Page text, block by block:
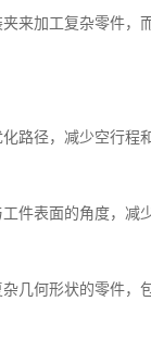
来加工复杂零件，
路径，减少空行程
件表面的角度，减
几何形状的零件，